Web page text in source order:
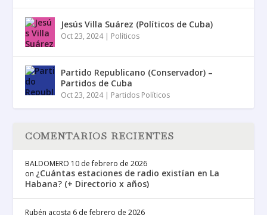
Jesús Villa Suárez (Políticos de Cuba)
Oct 23, 2024| Políticos
Partido Republicano (Conservador) –
Partidos de Cuba
Oct 23, 2024| Partidos Políticos
COMENTARIOS RECIENTES
BALDOMERO 10 de febrero de 2026
on ¿Cuántas estaciones de radio existían en La
Habana? (+ Directorio x años)
Rubén acosta 6 de febrero de 2026